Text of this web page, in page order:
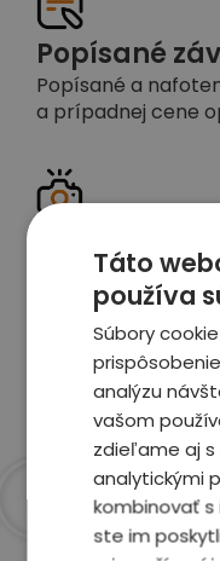
Popísané
Popísané a
a prípadnej cene
Celé auto z
vrátane závad a
Zobraziť
Táto
používa
Súbory
analýzu
vašom
zdieľame aj s
analytickými
kombinovať
ste im